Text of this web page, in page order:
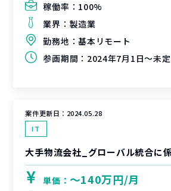
稼働率： 100%
業界： 製造業
勤務地：基本リモート
参画期間： 2024年7月1日～未定
案件更新日： 2024.05.28
IT
単価： 〜140万円/月